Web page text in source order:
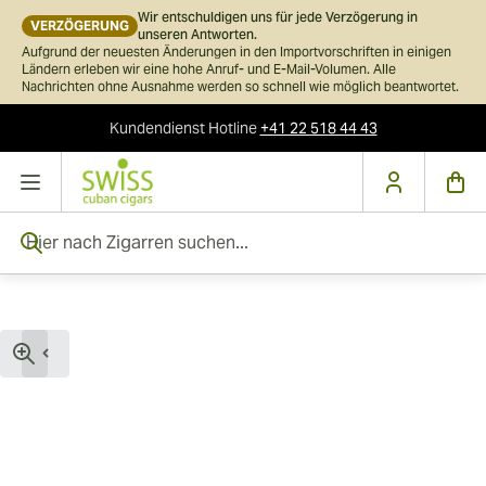
VERZÖGERUNG
Wir entschuldigen uns für jede Verzögerung in
unseren Antworten.
Aufgrund der neuesten Änderungen in den Importvorschriften in einigen
Ländern erleben wir eine hohe Anruf- und E-Mail-Volumen. Alle
Nachrichten ohne Ausnahme werden so schnell wie möglich beantwortet.
KundendienstHotline+41 22 518 44 43
Skip to Content